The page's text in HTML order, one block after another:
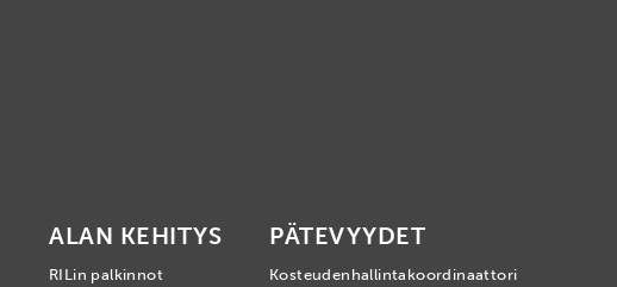
ALAN KEHITYS
RILin palkinnot
PÄTEVYYDET
Kosteudenhallintakoordinaattori